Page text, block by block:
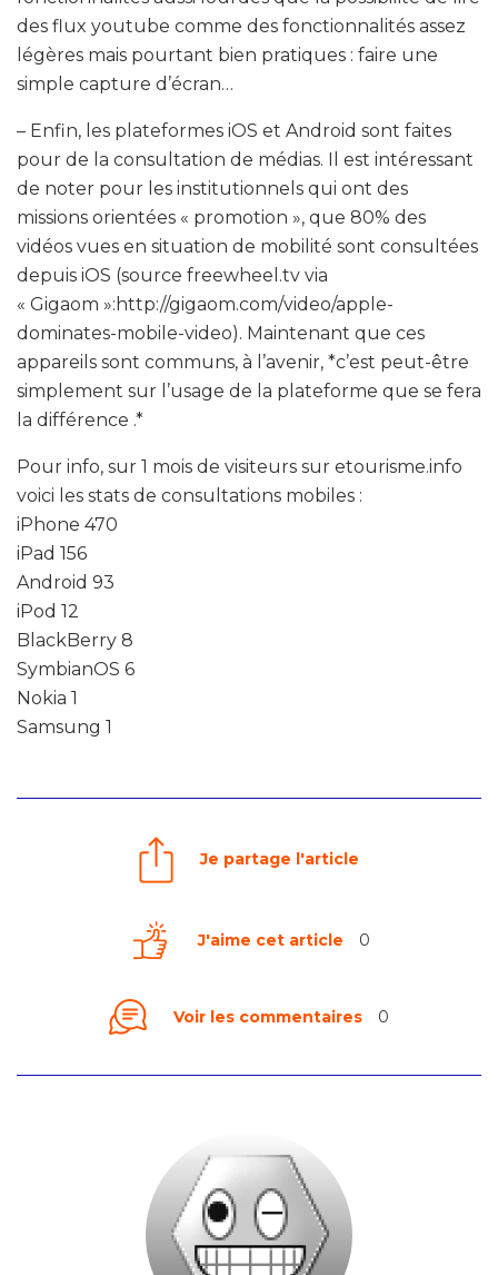
des flux youtube comme des fonctionnalités assez
légères mais pourtant bien pratiques : faire une
simple capture d’écran…
– Enfin, les plateformes iOS et Android sont faites
pour de la consultation de médias. Il est intéressant
de noter pour les institutionnels qui ont des
missions orientées « promotion », que 80% des
vidéos vues en situation de mobilité sont consultées
depuis iOS (source freewheel.tv via
« Gigaom »:http://gigaom.com/video/apple-
dominates-mobile-video). Maintenant que ces
appareils sont communs, à l’avenir, *c’est peut-être
simplement sur l’usage de la plateforme que se fera
la différence .*
Pour info, sur 1 mois de visiteurs sur etourisme.info
voici les stats de consultations mobiles :
iPhone 470
iPad 156
Android 93
iPod 12
BlackBerry 8
SymbianOS 6
Nokia 1
Samsung 1
Je partage l'article
J'aime cet article 0
Voir les commentaires 0